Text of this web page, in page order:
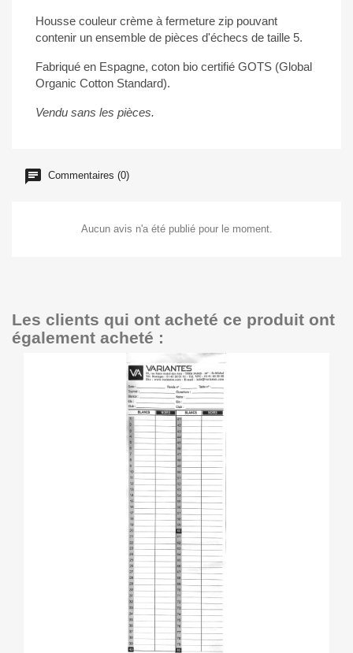
Housse couleur crème à fermeture zip pouvant
contenir un ensemble de pièces d'échecs de taille 5.
Fabriqué en Espagne, coton bio certifié GOTS (Global
Organic Cotton Standard).
Vendu sans les pièces.
Commentaires (0)
Aucun avis n'a été publié pour le moment.
Les clients qui ont acheté ce produit ont
également acheté :